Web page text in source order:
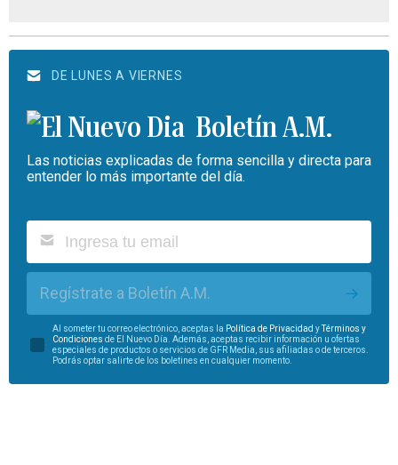
DE LUNES A VIERNES
Boletín A.M.
Las noticias explicadas de forma sencilla y directa para
entender lo más importante del día.
Regístrate a Boletín A.M.
Al someter tu correo electrónico, aceptas la Política de Privacidad yTérminos y
Condiciones de El Nuevo Día. Además, aceptas recibir información u ofertas
especiales de productos o servicios de GFR Media, sus afiliadas o de terceros.
Podrás optar salirte de los boletines en cualquier momento.